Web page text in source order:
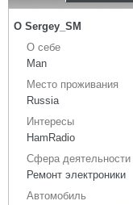
О Sergey_SM
О себе
Man
Место проживания
Russia
Интересы
HamRadio
Сфера деятельности
Ремонт электроники
Автомобиль